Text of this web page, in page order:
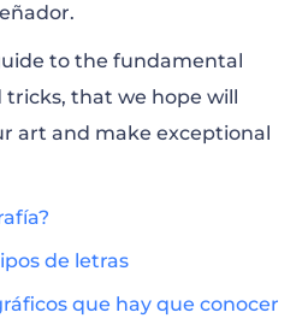
to the fundamental
that we hope will
art and make exceptional
de letras
que hay que conocer